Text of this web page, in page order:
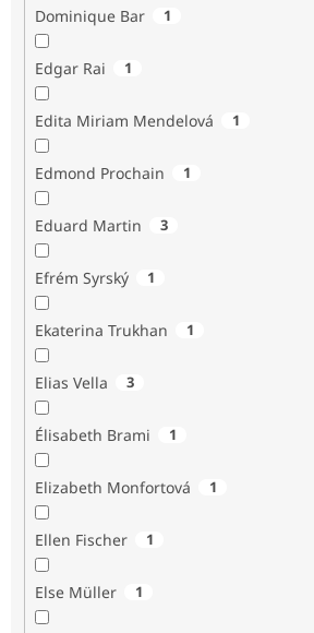
Dominique Bar 1
Edgar Rai 1
Edita Miriam Mendelová 1
Edmond Prochain 1
Eduard Martin 3
Efrém Syrský 1
Ekaterina Trukhan 1
Elias Vella 3
Élisabeth Brami 1
Elizabeth Monfortová 1
Ellen Fischer 1
Else Müller 1